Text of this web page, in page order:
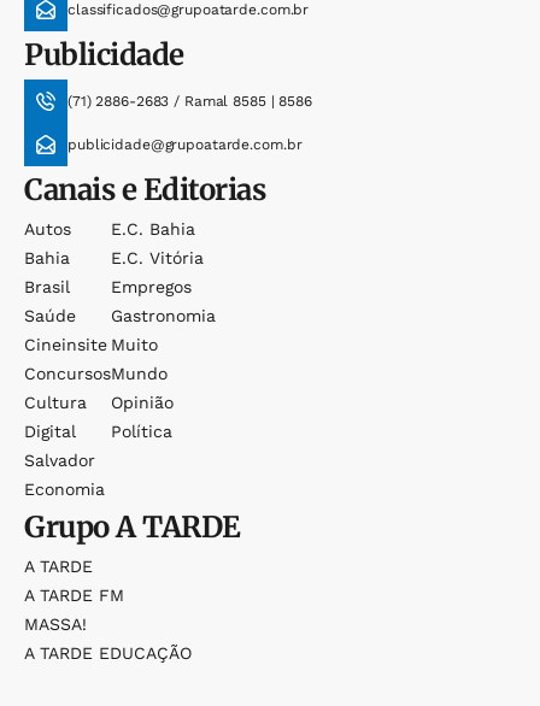
classificados@grupoatarde.com.br
Publicidade
(71) 2886-2683 / Ramal 8585 | 8586
publicidade@grupoatarde.com.br
Canais e Editorias
Autos
Bahia
Brasil
Saúde
Cineinsite
Concursos
Cultura
Digital
Salvador
Economia
E.c. Bahia
E.c. Vitória
Empregos
Gastronomia
Muito
Mundo
Opinião
Política
GrupoA TARDE
A TARDE
A TARDE FM
MASSA!
A TARDE EDUCAÇÃO